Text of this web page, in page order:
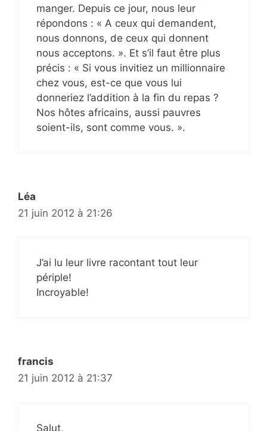
manger. Depuis ce jour, nous leur
répondons : « A ceux qui demandent,
nous donnons, de ceux qui donnent
nous acceptons. ». Et s’il faut être plus
précis : « Si vous invitiez un millionnaire
chez vous, est-ce que vous lui
donneriez l’addition à la fin du repas ?
Nos hôtes africains, aussi pauvres
soient-ils, sont comme vous. ».
Léa
21 juin 2012 à 21:26
J’ai lu leur livre racontant tout leur
périple!
Incroyable!
francis
21 juin 2012 à 21:37
Salut,